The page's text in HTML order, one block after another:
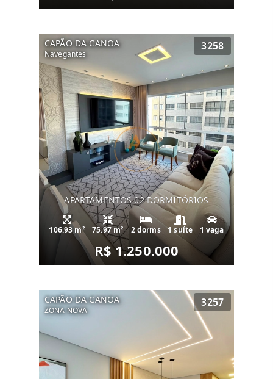
CAPÃO DA CANOA
Navegantes
3258
APARTAMENTOS 02 DORMITÓRIOS
106.93 m² 75.97 m² 2 dorms 1 suíte 1 vaga
R$ 1.250.000
CAPÃO DA CANOA
ZONA NOVA
3257